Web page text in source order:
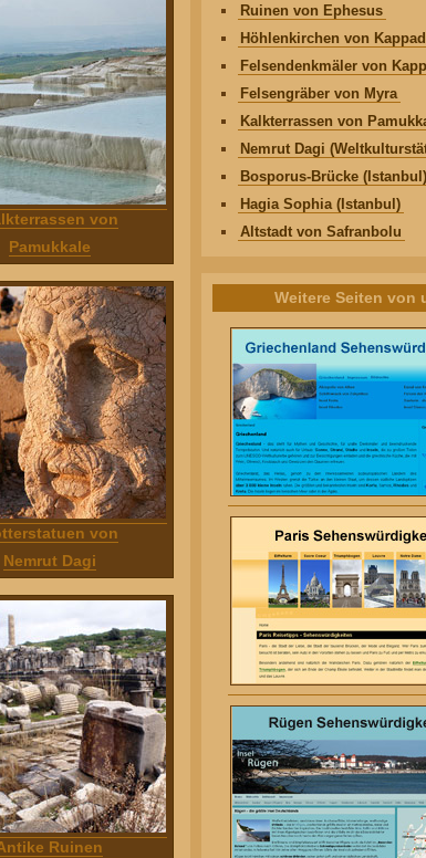
von
Pamukkale
von
Nemrut Dagi
Ruinen
Ruinen von Ephesus
Höhlenkirchen von
Felsendenkmäler von
Felsengräber von Myra
Kalkterrassen von
Nemrut Dagi
Bosporus-Brücke (Istanbul)
Hagia Sophia (Istanbul)
Altstadt von Safranbolu
Weitere Seiten von